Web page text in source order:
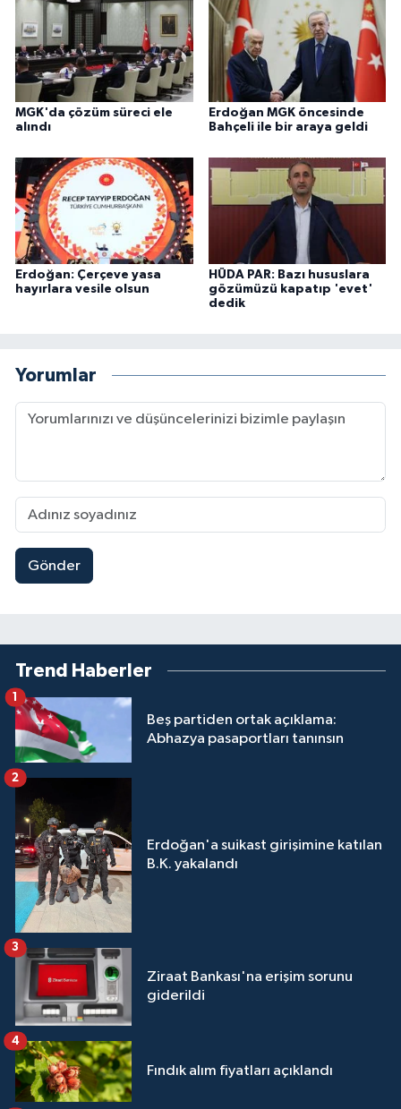
MGK'da çözüm süreci ele
alındı
Erdoğan MGK öncesinde
Bahçeli ile bir araya geldi
Erdoğan: Çerçeve yasa
hayırlara vesile olsun
HÜDA PAR: Bazı hususlara
gözümüzü kapatıp 'evet'
dedik
Yorumlar
Gönder
Trend Haberler
Beş partiden ortak açıklama:
Abhazya pasaportları tanınsın
1
Erdoğan'a suikast girişimine katılan
B.K. yakalandı
2
Ziraat Bankası'na erişim sorunu
giderildi
3
Fındık alım fiyatları açıklandı
4